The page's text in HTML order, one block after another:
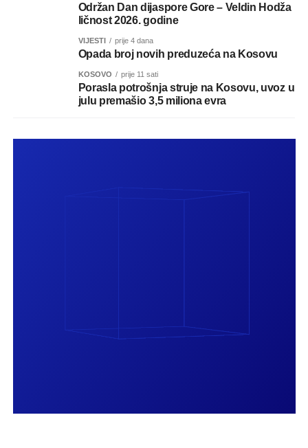
Održan Dan dijaspore Gore – Veldin Hodža
ličnost 2026. godine
VIJESTI prije 4 dana
Opada broj novih preduzeća na Kosovu
KOSOVO prije 11 sati
Porasla potrošnja struje na Kosovu, uvoz u
julu premašio 3,5 miliona evra